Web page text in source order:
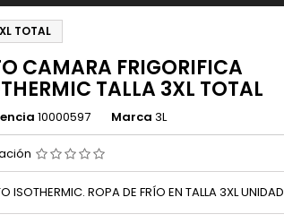
TOTAL
CAMARA FRIGORIFICA
TALLA 3XL TOTAL
10000597 Marca 3L
ISOTHERMIC. ROPA DE FRÍO EN TALLA 3XL UNIDAD